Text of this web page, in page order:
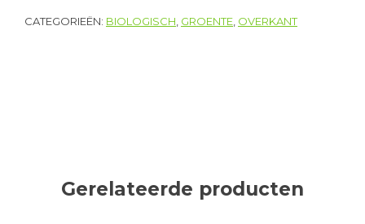
CATEGORIEËN: BIOLOGISCH GROENTE OVERKANT
Gerelateerde producten